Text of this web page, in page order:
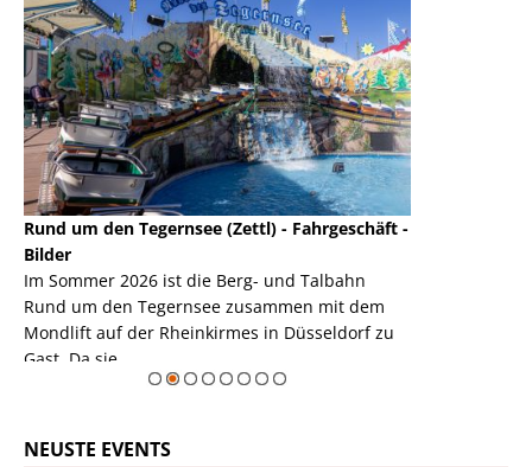
Rund um den Tegernsee (Zettl) - Fahrgeschäft -
Bilder
Im Sommer 2026 ist die Berg- und Talbahn
Rund um den Tegernsee zusammen mit dem
Mondlift auf der Rheinkirmes in Düsseldorf zu
Gast. Da sie ...
NEUSTE EVENTS